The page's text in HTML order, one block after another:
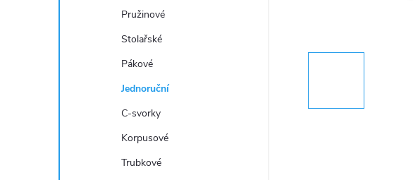
Pružinové
Stolařské
Pákové
Jednoruční
C-svorky
Korpusové
Trubkové